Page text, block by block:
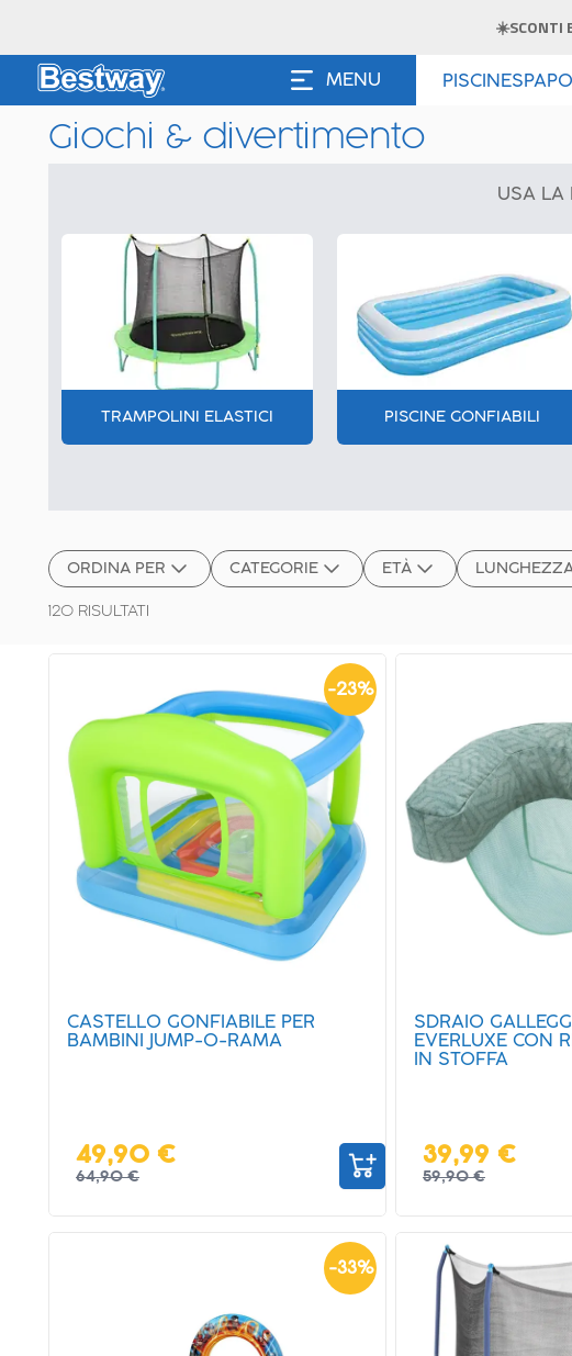
☀️SCONTI
MENU PISCINESPA
Giochi & divertimento
USA LA
TRAMPOLINI ELASTICI PISCINE GONFIABILI
ORDINA PER CATEGORIE ETÀ
120 RISULTATI
-23%
CASTELLO GONFIABILE PER
BAMBINI JUMP-O-RAMA
49,90 €
64,90 €
SDRAIO
EVERLUXE CON
IN STOFFA
39,99 €
59,90 €
-33%